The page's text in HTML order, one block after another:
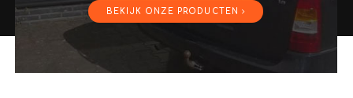
BEKIJK ONZE PRODUCTEN